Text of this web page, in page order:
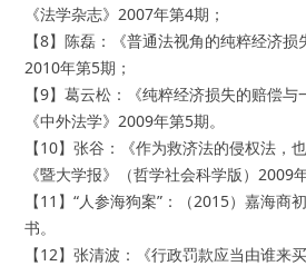
《法学杂志》2007年第4期；
【8】陈磊：《普通法视角的纯粹经济损
2010年第5期；
【9】葛云松：《纯粹经济损失的赔偿
《中外法学》2009年第5期。
【10】张谷：《作为救济法的侵权法，
《暨大学报》（哲学社会科学版）2009
【11】“人参海狗案”：（2015）嘉海商
书。
【12】张清波：《行政罚款应当由谁来